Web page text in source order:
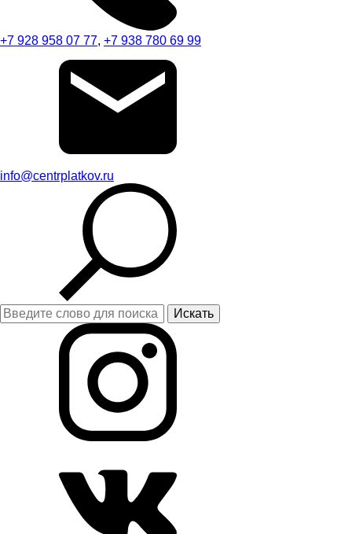
+7 928 958 07 77, +7 938 780 69 99
info@centrplatkov.ru